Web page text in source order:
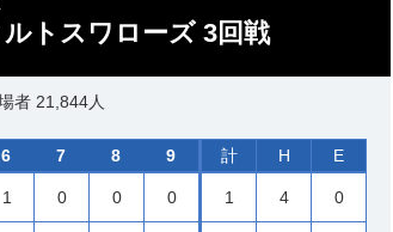
トスワローズ 3回戦
者 21,844人
6 7 8 9 計 H E
1 0 0 0 1 4 0